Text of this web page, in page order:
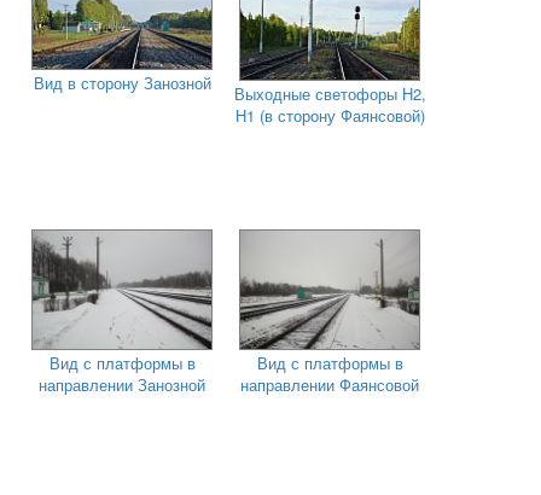
Вид в сторону Занозной
Выходные светофоры Н2,
Н1 (в сторону Фаянсовой)
Вид с платформы в
направлении Занозной
Вид с платформы в
направлении Фаянсовой